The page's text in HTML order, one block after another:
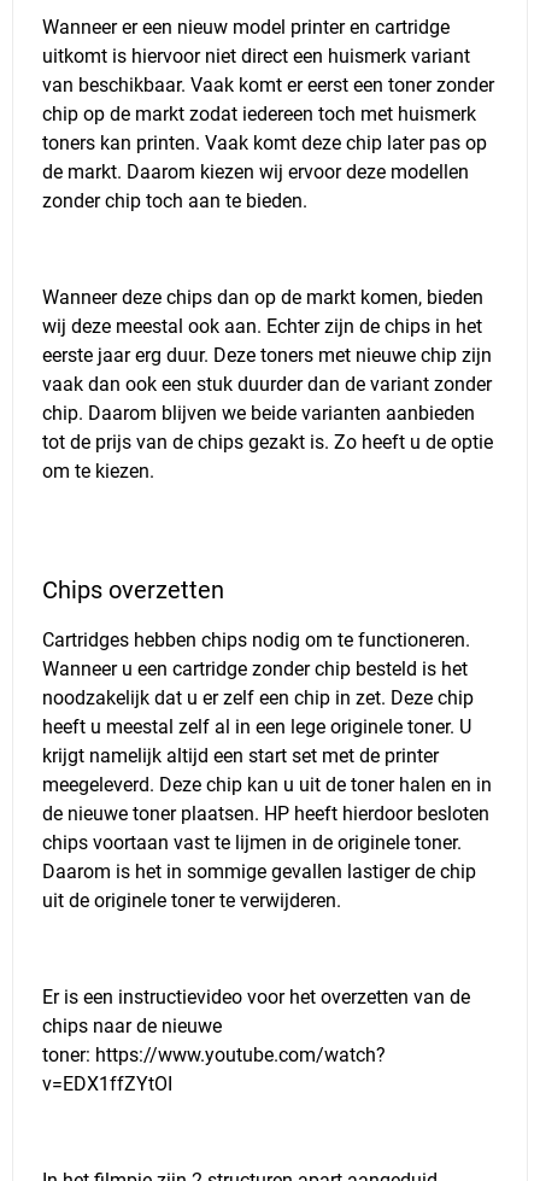
Wanneer er een nieuw model printer en cartridge
uitkomt is hiervoor niet direct een huismerk variant
van beschikbaar. Vaak komt er eerst een toner zonder
chip op de markt zodat iedereen toch met huismerk
toners kan printen. Vaak komt deze chip later pas op
de markt. Daarom kiezen wij ervoor deze modellen
zonder chip toch aan te bieden.
Wanneer deze chips dan op de markt komen, bieden
wij deze meestal ook aan. Echter zijn de chips in het
eerste jaar erg duur. Deze toners met nieuwe chip zijn
vaak dan ook een stuk duurder dan de variant zonder
chip. Daarom blijven we beide varianten aanbieden
tot de prijs van de chips gezakt is. Zo heeft u de optie
om te kiezen.
Chips overzetten
Cartridges hebben chips nodig om te functioneren.
Wanneer u een cartridge zonder chip besteld is het
noodzakelijk dat u er zelf een chip in zet. Deze chip
heeft u meestal zelf al in een lege originele toner. U
krijgt namelijk altijd een start set met de printer
meegeleverd. Deze chip kan u uit de toner halen en in
de nieuwe toner plaatsen. HP heeft hierdoor besloten
chips voortaan vast te lijmen in de originele toner.
Daarom is het in sommige gevallen lastiger de chip
uit de originele toner te verwijderen.
Er is een instructievideo voor het overzetten van de
chips naar de nieuwe
toner: https://www.youtube.com/watch?
v=EDX1ffZYtOI